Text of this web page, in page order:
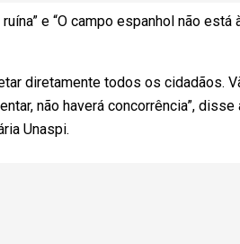
e “O campo espanhol não
diretamente todos os cidadãos.
não haverá concorrência”,
Unaspi.